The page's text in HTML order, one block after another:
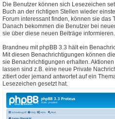
Die Benutzer können sich Lesezeichen
Buch an der richtigen Stellen wieder
Forum interessant finden, können sie das
Danach bekommen die Benutzer bei
sie über diese neuen Beiträge informieren.
Brandneu mit phpBB 3.3 hält ein
Mit diesen Benachrichtigungen können
sie Benachrichtigungen erhalten.
lassen sind z.B. eine neue Private
zitiert oder jemand antwortet auf ein
Lesezeichen gesetzt hat.